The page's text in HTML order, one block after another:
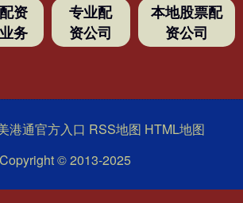
配资
业务
专业配
资公司
本地股票配
资公司
港通官方入口 RSS地图 HTML地图
Copyright© 2013-2025